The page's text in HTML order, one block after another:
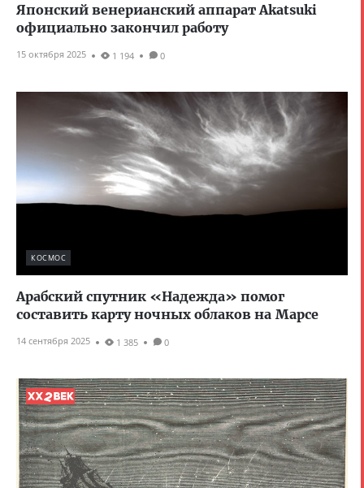
Японский венерианский аппарат Akatsuki
официально закончил работу
15 октября 2025 1 194 0
КОСМОС
Арабский спутник «Надежда» помог
составить карту ночных облаков на Марсе
14 сентября 2025 1 385 0